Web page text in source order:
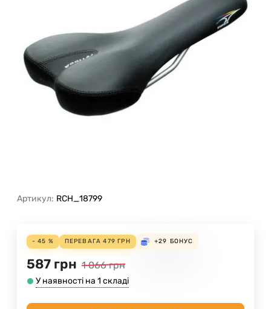
Артикул: RCH_18799
- 45 % ПЕРЕВАГА479 ГРН +29 БОНУС
587 грн 1 066 грн
У наявності на 1 складі